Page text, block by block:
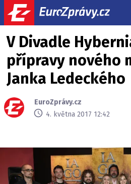
V Divadle
přípravy nového
Janka Ledeckého
EuroZprávy.cz
4. května 2017 12:42